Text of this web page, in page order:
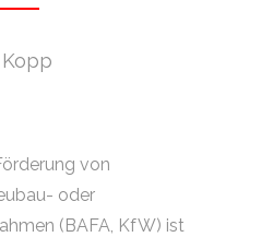
von
oder
(BAFA, KfW) ist